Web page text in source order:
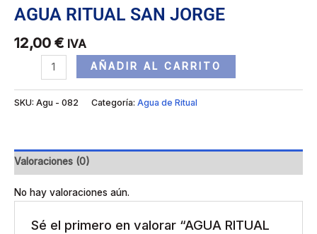
AGUA RITUAL SAN JORGE
12,00 € IVA
AÑADIR AL CARRITO
SKU: Agu - 082 Categoría: Agua de Ritual
Valoraciones (0)
No hay valoraciones aún.
Sé el primero en valorar “AGUA RITUAL